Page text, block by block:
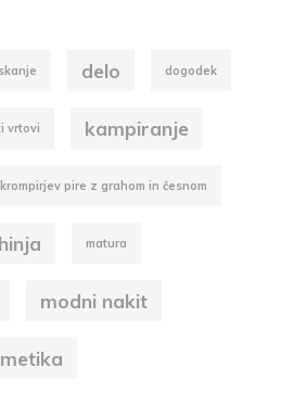
delo dogodek
vrtovi kampiranje
krompirjev pire z grahom in česnom
matura
modni nakit